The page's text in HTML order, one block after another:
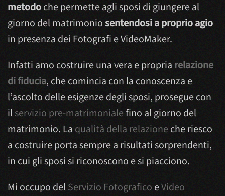
metodoche permette agli sposi di giungere al
giorno del matrimoniosentendosi a proprio agio
in presenza dei Fotografi e VideoMaker.
Infatti amo costruire una vera e propria relazione
di fiducia, che comincia con la conoscenza e
l’ascolto delle esigenze degli sposi, prosegue con
ilservizio pre-matrimonialefino al giorno del
matrimonio. La qualità della relazione che riesco
a costruire porta sempre a risultati sorprendenti,
in cui gli sposi si riconoscono e si piacciono.
Mi occupo delServizio Fotografico eVideo